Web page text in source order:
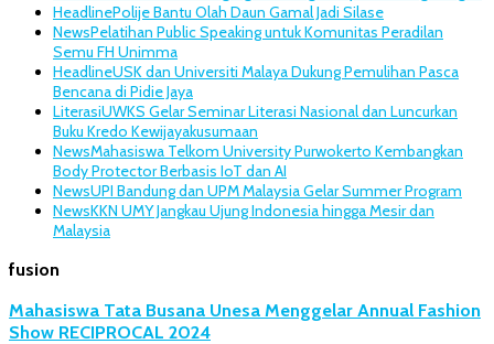
HeadlinePolije Bantu Olah Daun Gamal Jadi Silase
NewsPelatihan Public Speaking untuk Komunitas Peradilan
Semu FH Unimma
HeadlineUSK dan Universiti Malaya Dukung Pemulihan Pasca
Bencana di Pidie Jaya
LiterasiUWKS Gelar Seminar Literasi Nasional dan Luncurkan
Buku Kredo Kewijayakusumaan
NewsMahasiswa Telkom University Purwokerto Kembangkan
Body Protector Berbasis IoT dan AI
NewsUPI Bandung dan UPM Malaysia Gelar Summer Program
NewsKKN UMY Jangkau Ujung Indonesia hingga Mesir dan
Malaysia
fusion
Mahasiswa Tata Busana Unesa Menggelar Annual Fashion
Show RECIPROCAL 2024